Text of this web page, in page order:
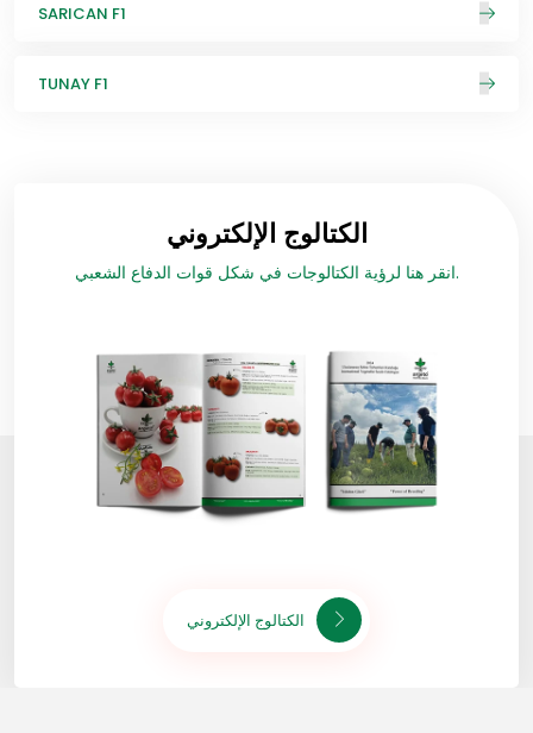
SARICAN F1
TUNAY F1
الكتالوج الإلكتروني
انقر هنا لرؤية الكتالوجات في شكل قوات الدفاع الشعبي.
الكتالوج الإلكتروني